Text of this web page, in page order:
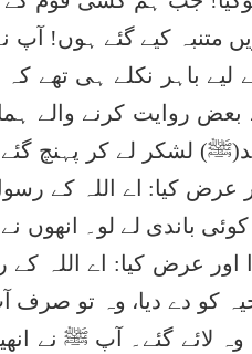
متنبہ کیے گئے ہوں! آپ
لیے باہر نکلے ہی تھے
روایت کرنے والے
لشکر لے کر پہنچ
عرض کیا: اے اللہ کے
باندی لے لو۔
عرض کیا: اے اللہ کے
کو دے دیا، وہ تو
لائے گئے۔ آپ ﷺ نے